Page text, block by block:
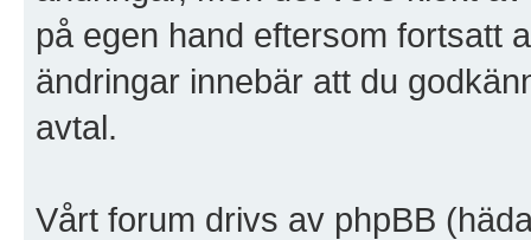
på egen hand eftersom fortsatt
ändringar innebär att du
avtal.
Vårt forum drivs av phpBB